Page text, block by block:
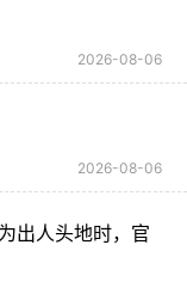
2026-08-06
2026-08-06
出人头地时，官